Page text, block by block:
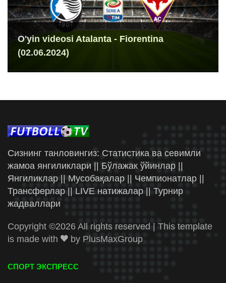
O'yin videosi Atalanta - Fiorentina
(02.06.2024)
Сизнинг танловингиз: Статистика ва севимли
жамоа янгиликлари || Бўлажак ўйинлар ||
Янгиликлар || Мусобақалар || Чемпионатлар ||
Трансферлар || LIVE натижалар || Турнир
жадваллари
Copyright ©2026 All rights reserved | This template
is made with
by PlusMaxGroup
СПОРТ ЭКСПРЕСС